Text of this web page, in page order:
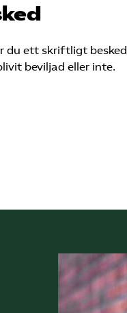
du ett skriftligt besked
beviljad eller inte.